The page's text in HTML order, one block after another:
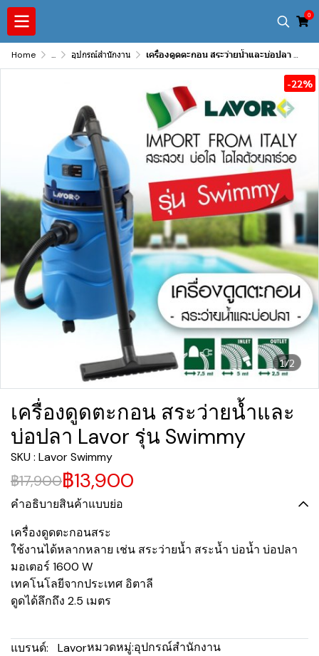
0
Home ... อุปกรณ์สำนักงาน เครื่องดูดตะกอน สระว่ายน้ำและบ่อปลา Lavor รุ่น Swimmy
1/2
-22%
เครื่องดูดตะกอน สระว่ายน้ำและ
บ่อปลา Lavor รุ่น Swimmy
SKU : Lavor Swimmy
฿17,900฿13,900
คำอธิบายสินค้าแบบย่อ
เครื่องดูดตะกอนสระ
ใช้งานได้หลากหลาย เช่น สระว่ายน้ำ สระน้ำ บ่อน้ำ บ่อปลา
มอเตอร์ 1600 W
เทคโนโลยีจากประเทศ อิตาลี
ดูดได้ลึกถึง 2.5 เมตร
แบรนด์: Lavorหมวดหมู่:อุปกรณ์สำนักงาน